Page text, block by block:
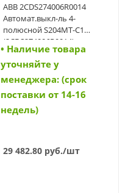
ABB 2CDS274006R0014
Автомат.выкл-ль 4-
полюсной S204MT-C1
(2CDS274006R0014)
• Наличие товара
уточняйте у
менеджера: (срок
поставки от 14-16
недель)
29 482.80 руб./шт